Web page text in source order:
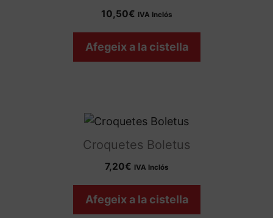
10,50€ IVA Inclós
Afegeix a la cistella
Croquetes Boletus
7,20€ IVA Inclós
Afegeix a la cistella